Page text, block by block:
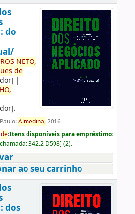
do
NETO,
de
|
.
Almedina,2016
de:Itens disponíveis para empréstimo:
342.2 D598] (2).
ao seu carrinho
dos